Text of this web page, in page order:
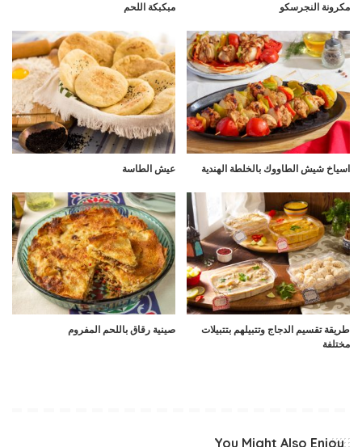
مكرونة النجرسكو مبكبكة اللحم
اسياخ شيش الطاووك بالخلطة الهندية عيش الطاسة
طريقة تقسيم الدجاج وتتبيلهم بتتبيلات
مختلفة
صينية رقاق باللحم المفروم
You Might Also Enjoy